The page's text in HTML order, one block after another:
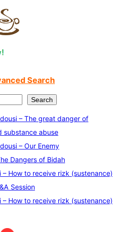
Search
Search
– The great danger of
substance abuse
– Our Enemy
Dangers of Bidah
– How to receive rizk (sustenance)
Session
– How to receive rizk (sustenance)